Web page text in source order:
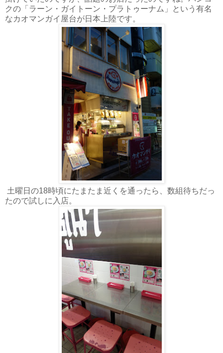
クの「ラーン・ガイトーン・プラトゥーナム」という有名
なカオマンガイ屋台が日本上陸です。
土曜日の18時頃にたまたま近くを通ったら、数組待ちだっ
たので試しに入店。